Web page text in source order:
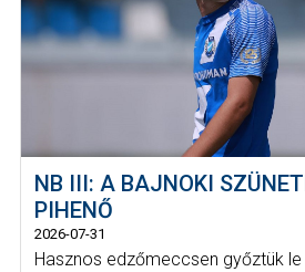
NB III: A BAJNOKI
PIHENŐ
2026-07-31
Hasznos edzőmeccsen győztük